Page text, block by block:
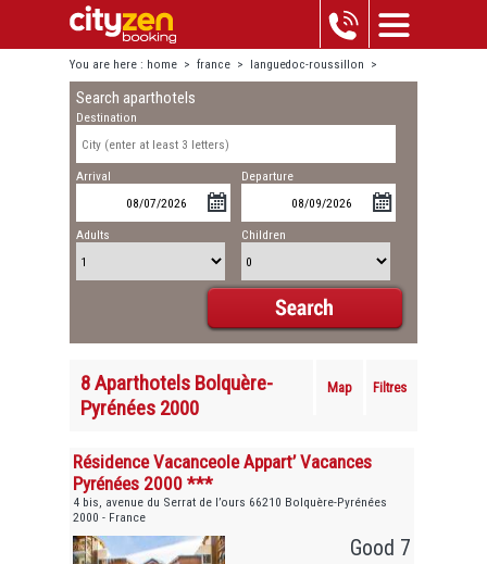
You are here : home > france > languedoc-roussillon >
bolquère-pyrénées 2000
Search aparthotels
Destination
Arrival Departure
Adults Children
8 Aparthotels Bolquère-
Pyrénées 2000
Map Filtres
Résidence Vacanceole Appart’ Vacances
Pyrénées 2000 ***
4 bis, avenue du Serrat de l’ours 66210 Bolquère-Pyrénées
2000 - France
Good 7